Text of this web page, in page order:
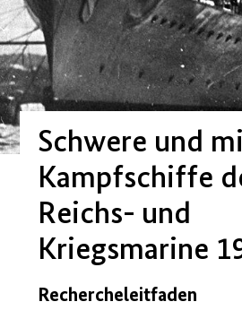
Schwere und
Kampfschiffe
Reichs- und
Kriegsmarine
Rechercheleitfaden